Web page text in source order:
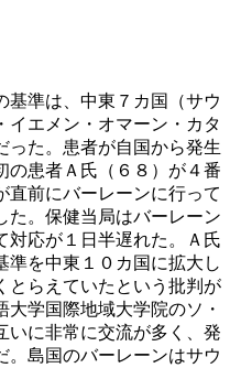
基準は、中東７カ国（サウ
イエメン・オマーン・カタ
った。患者が自国から発生
の患者Ａ氏（６８）が４番
直前にバーレーンに行って
た。保健当局はバーレーン
対応が１日半遅れた。Ａ氏
準を中東１０カ国に拡大し
とらえていたという批判が
学国際地域大学院のソ・
いに非常に交流が多く、発
。島国のバーレーンはサウ